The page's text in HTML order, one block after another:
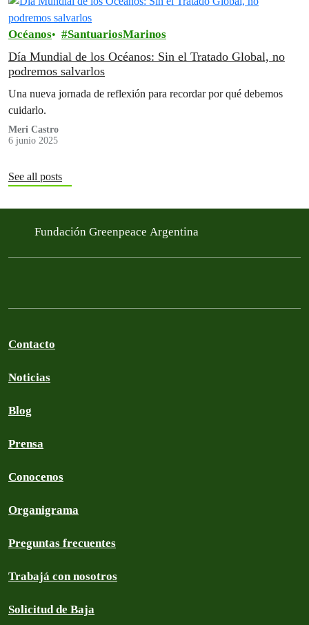
Océanos SantuariosMarinos
Día Mundial de los Océanos: Sin el Tratado Global, no
podremos salvarlos
Una nueva jornada de reflexión para recordar por qué debemos
cuidarlo.
Meri Castro
6 junio 2025
See all posts
Fundación Greenpeace Argentina
Contacto
Noticias
Blog
Prensa
Conocenos
Organigrama
Preguntas frecuentes
Trabajá con nosotros
Solicitud de Baja